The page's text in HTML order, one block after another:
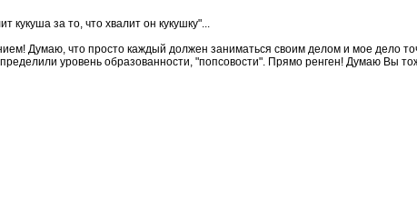
кукуша за то, что хвалит он кукушку"...
Думаю, что просто каждый должен заниматься своим делом и мое дело
уровень образованности, "попсовости". Прямо ренген! Думаю Вы